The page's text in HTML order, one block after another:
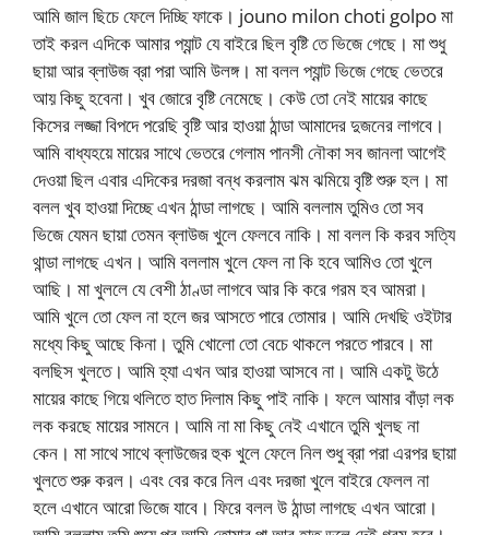
আমি জাল ছিচে ফেলে দিচ্ছি ফাকে। jouno milon choti golpo মা
তাই করল এদিকে আমার প্যান্ট যে বাইরে ছিল বৃষ্টি তে ভিজে গেছে। মা শুধু
ছায়া আর ব্লাউজ ব্রা পরা আমি উলঙ্গ। মা বলল প্যান্ট ভিজে গেছে ভেতরে
আয় কিছু হবেনা। খুব জোরে বৃষ্টি নেমেছে। কেউ তো নেই মায়ের কাছে
কিসের লজ্জা বিপদে পরেছি বৃষ্টি আর হাওয়া ঠান্ডা আমাদের দুজনের লাগবে।
আমি বাধ্যহয়ে মায়ের সাথে ভেতরে গেলাম পানসী নৌকা সব জানলা আগেই
দেওয়া ছিল এবার এদিকের দরজা বন্ধ করলাম ঝম ঝমিয়ে বৃষ্টি শুরু হল। মা
বলল খুব হাওয়া দিচ্ছে এখন ঠান্ডা লাগছে। আমি বললাম তুমিও তো সব
ভিজে যেমন ছায়া তেমন ব্লাউজ খুলে ফেলবে নাকি। মা বলল কি করব সত্যি
থান্ডা লাগছে এখন। আমি বললাম খুলে ফেল না কি হবে আমিও তো খুলে
আছি। মা খুললে যে বেশী ঠাণ্ডা লাগবে আর কি করে গরম হব আমরা।
আমি খুলে তো ফেল না হলে জর আসতে পারে তোমার। আমি দেখছি ওইটার
মধ্যে কিছু আছে কিনা। তুমি খোলো তো বেচে থাকলে পরতে পারবে। মা
বলছিস খুলতে। আমি হ্যা এখন আর হাওয়া আসবে না। আমি একটু উঠে
মায়ের কাছে গিয়ে থলিতে হাত দিলাম কিছু পাই নাকি। ফলে আমার বাঁড়া লক
লক করছে মায়ের সামনে। আমি না মা কিছু নেই এখানে তুমি খুলছ না
কেন। মা সাথে সাথে ব্লাউজের হুক খুলে ফেলে নিল শুধু ব্রা পরা এরপর ছায়া
খুলতে শুরু করল। এবং বের করে নিল এবং দরজা খুলে বাইরে ফেলল না
হলে এখানে আরো ভিজে যাবে। ফিরে বলল উ ঠান্ডা লাগছে এখন আরো।